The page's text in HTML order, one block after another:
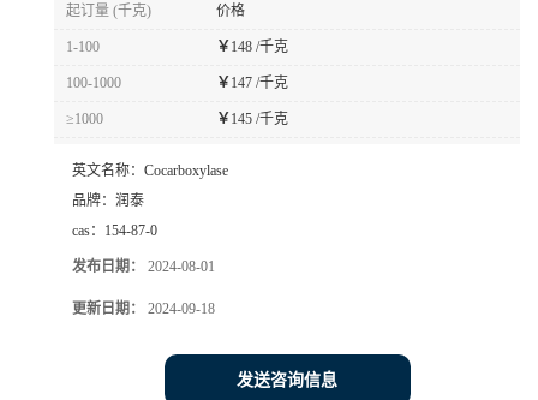
起订量 (千克) 价格
1-100 ￥ 148 /千克
100-1000 ￥ 147 /千克
≥1000 ￥ 145 /千克
英文名称： Cocarboxylase
品牌： 润泰
cas： 154-87-0
发布日期： 2024-08-01
更新日期： 2024-09-18
发送咨询信息